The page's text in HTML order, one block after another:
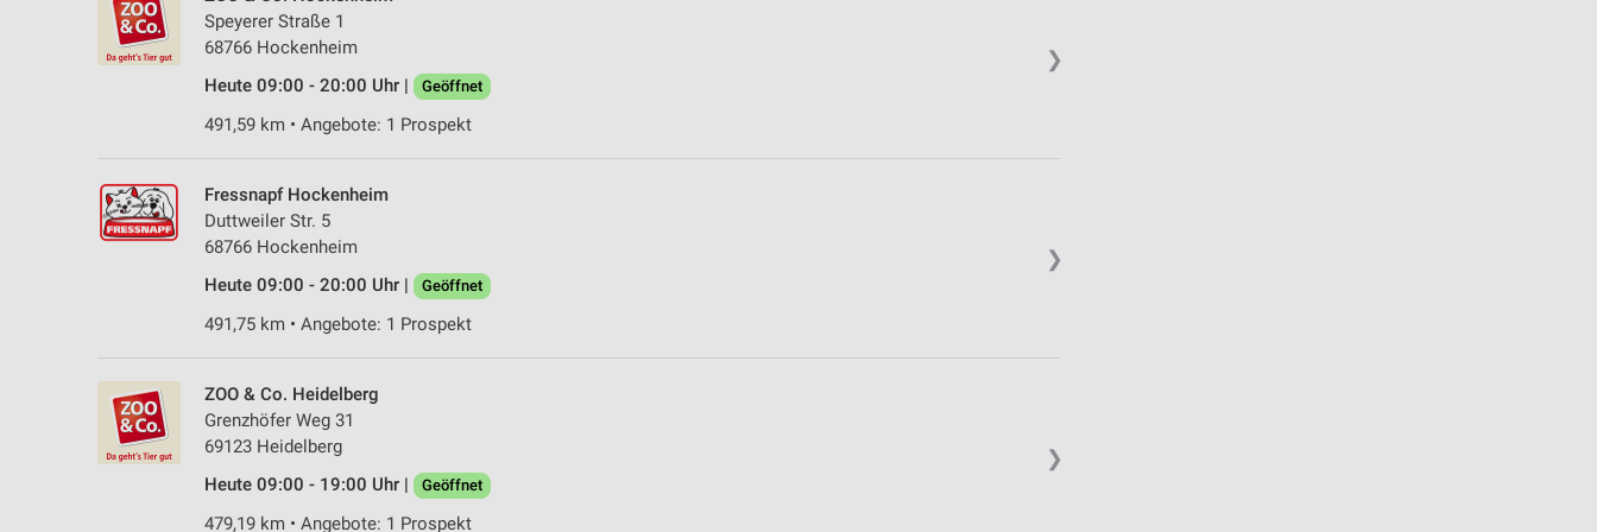
❯
Speyerer Straße 1
68766 Hockenheim
Heute 09:00 - 20:00 Uhr |
Geöffnet
491,59 km • Angebote: 1 Prospekt
❯
Fressnapf Hockenheim
Duttweiler Str. 5
68766 Hockenheim
Heute 09:00 - 20:00 Uhr |
Geöffnet
491,75 km • Angebote: 1 Prospekt
❯
ZOO & Co. Heidelberg
Grenzhöfer Weg 31
69123 Heidelberg
Heute 09:00 - 19:00 Uhr |
Geöffnet
479,19 km • Angebote: 1 Prospekt